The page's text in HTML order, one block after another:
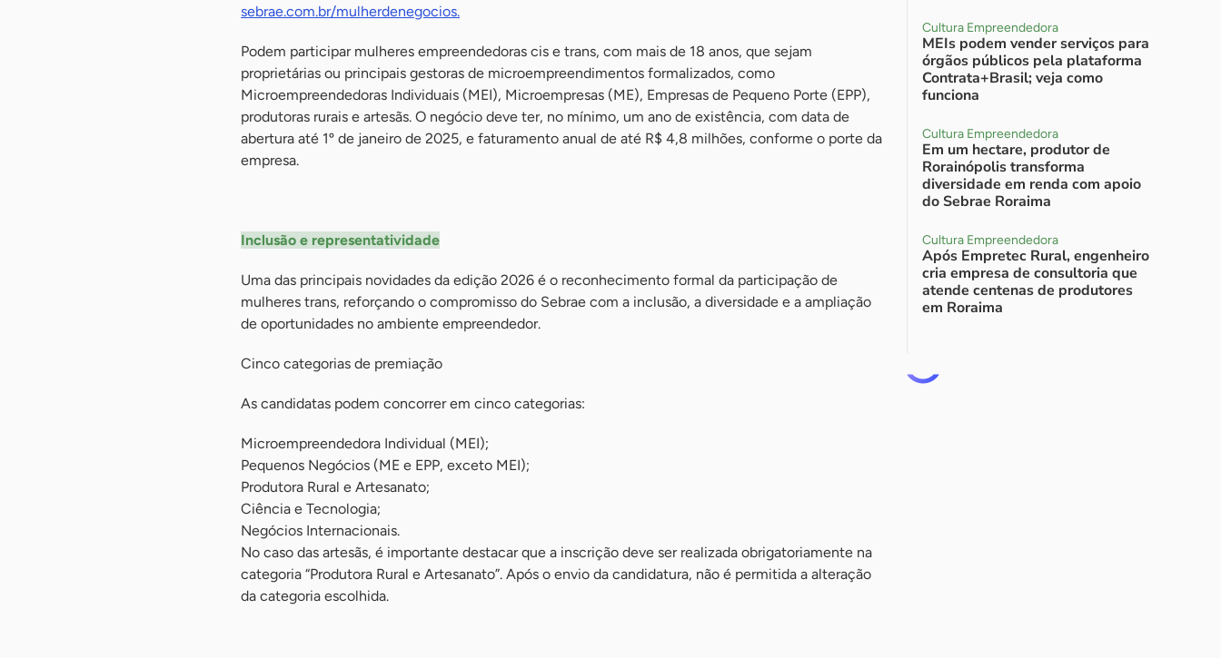
sebrae.com.br/mulherdenegocios.
Podem participar mulheres empreendedoras cis e trans, com mais de 18 anos, que sejam
proprietárias ou principais gestoras de microempreendimentos formalizados, como
Microempreendedoras Individuais (MEI), Microempresas (ME), Empresas de Pequeno Porte (EPP),
produtoras rurais e artesãs. O negócio deve ter, no mínimo, um ano de existência, com data de
abertura até 1º de janeiro de 2025, e faturamento anual de até R$ 4,8 milhões, conforme o porte da
empresa.
Inclusão e representatividade
Uma das principais novidades da edição 2026 é o reconhecimento formal da participação de
mulheres trans, reforçando o compromisso do Sebrae com a inclusão, a diversidade e a ampliação
de oportunidades no ambiente empreendedor.
Cinco categorias de premiação
As candidatas podem concorrer em cinco categorias:
Microempreendedora Individual (MEI);
Pequenos Negócios (ME e EPP, exceto MEI);
Produtora Rural e Artesanato;
Ciência e Tecnologia;
Negócios Internacionais.
No caso das artesãs, é importante destacar que a inscrição deve ser realizada obrigatoriamente na
categoria “Produtora Rural e Artesanato”. Após o envio da candidatura, não é permitida a alteração
da categoria escolhida.
Cultura Empreendedora
MEIs podem vender serviços para
órgãos públicos pela plataforma
Contrata+Brasil; veja como
funciona
Cultura Empreendedora
Em um hectare, produtor de
Rorainópolis transforma
diversidade em renda com apoio
do Sebrae Roraima
Cultura Empreendedora
Após Empretec Rural, engenheiro
cria empresa de consultoria que
atende centenas de produtores
em Roraima